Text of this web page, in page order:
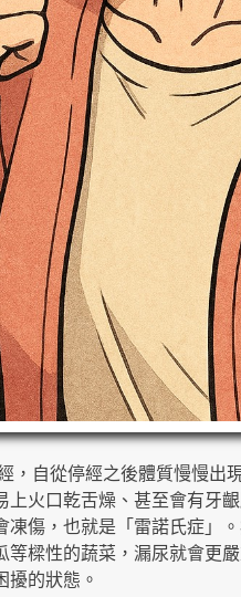
，自從停經之後體質慢慢出
上火口乾舌燥、甚至會有牙
凍傷，也就是「雷諾氏症」
等樑性的蔬菜，漏尿就會更
擾的狀態。